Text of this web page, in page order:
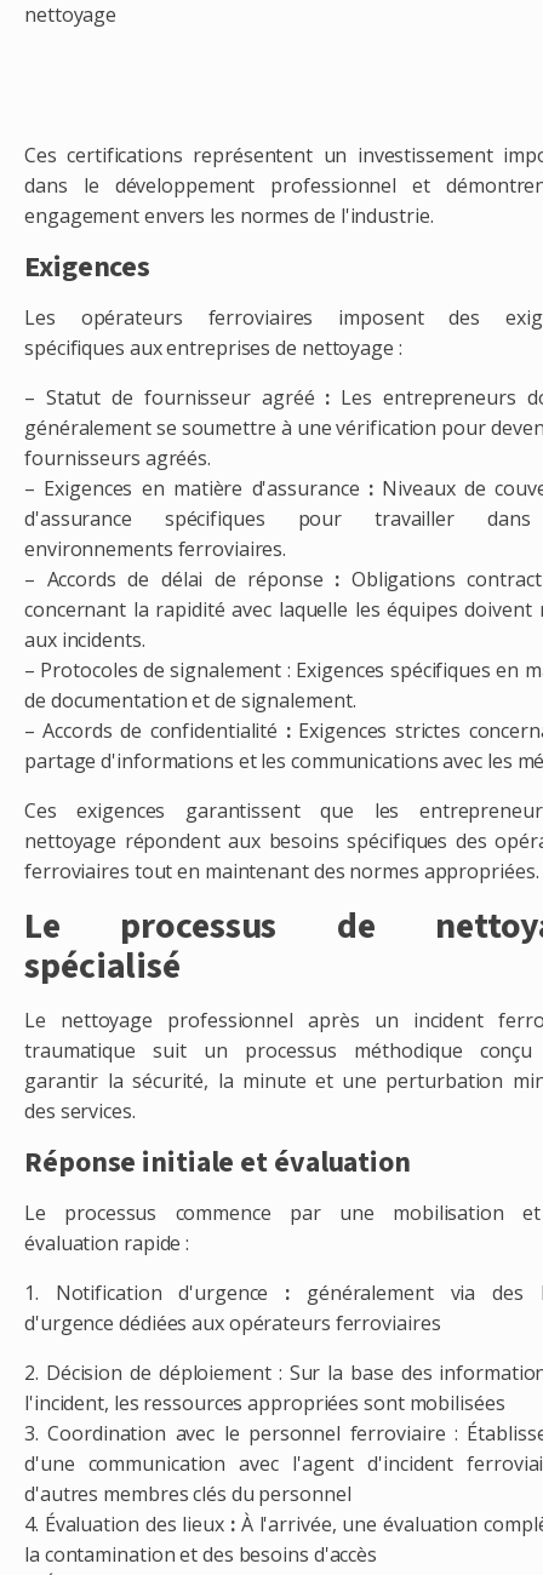
nettoyage
Ces certifications représentent un investissement
dans le développement professionnel et
engagement envers les normes de l'industrie.
Exigences
Les opérateurs ferroviaires imposent des
spécifiques aux entreprises de nettoyage :
– Statut de fournisseur agréé : Les entrepreneurs
généralement se soumettre à une vérification pour
fournisseurs agréés.
– Exigences en matière d'assurance :Niveaux de
d'assurance spécifiques pour travailler
environnements ferroviaires.
– Accords de délai de réponse : Obligations
concernant la rapidité avec laquelle les équipes doivent
aux incidents.
– Protocoles de signalement : Exigences spécifiques en
de documentation et de signalement.
– Accords de confidentialité :Exigences strictes
partage d'informations et les communications avec les
Ces exigences garantissent que les
nettoyage répondent aux besoins spécifiques des
ferroviaires tout en maintenant des normes appropriées.
Le processus de
spécialisé
Le nettoyage professionnel après un incident
traumatique suit un processus méthodique
garantir la sécurité, la minute et une perturbation
des services.
Réponse initiale et évaluation
Le processus commence par une mobilisation
évaluation rapide :
1. Notification d'urgence : généralement via des
d'urgence dédiées aux opérateurs ferroviaires
2. Décision de déploiement : Sur la base des
l'incident, les ressources appropriées sont mobilisées
3. Coordination avec le personnel ferroviaire :
d'une communication avec l'agent d'incident
d'autres membres clés du personnel
4. Évaluation des lieux:À l'arrivée, une évaluation
la contamination et des besoins d'accès